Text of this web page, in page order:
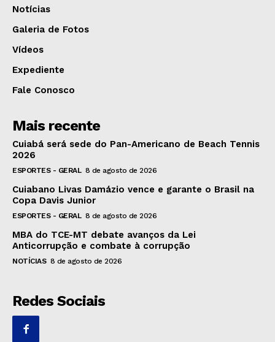
Notícias
Galeria de Fotos
Vídeos
Expediente
Fale Conosco
Mais recente
Cuiabá será sede do Pan-Americano de Beach Tennis
2026
ESPORTES - GERAL 8 de agosto de 2026
Cuiabano Livas Damázio vence e garante o Brasil na
Copa Davis Junior
ESPORTES - GERAL 8 de agosto de 2026
MBA do TCE-MT debate avanços da Lei
Anticorrupção e combate à corrupção
NOTÍCIAS 8 de agosto de 2026
Redes Sociais